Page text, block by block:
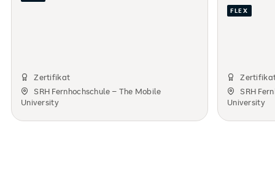
Zertifikat
SRH Fernhochschule – The Mobile
University
FLEX
SRH
University